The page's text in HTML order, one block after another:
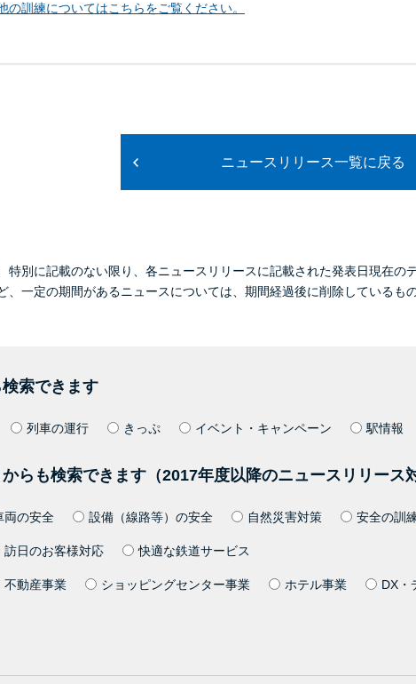
訓練についてはこちらをご覧ください。
ニュースリリース一覧に戻る
特別に記載のない限り、各ニュースリリースに記載された発表日現在のデ
、一定の期間があるニュースについては、期間経過後に削除しているもの
索できます
列車の運行 きっぷ イベント・キャンペーン 駅情報
らも検索できます（2017年度以降のニュースリリース
両の安全 設備（線路等）の安全 自然災害対策 安全の訓
訪日のお客様対応 快適な鉄道サービス
不動産事業 ショッピングセンター事業 ホテル事業 DX・